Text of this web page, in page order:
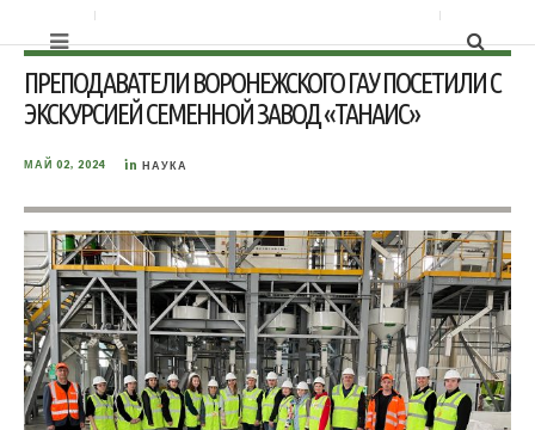
ПРЕПОДАВАТЕЛИ ВОРОНЕЖСКОГО ГАУ ПОСЕТИЛИ С
ЭКСКУРСИЕЙ СЕМЕННОЙ ЗАВОД «ТАНАИС»
МАЙ 02, 2024 in НАУКА